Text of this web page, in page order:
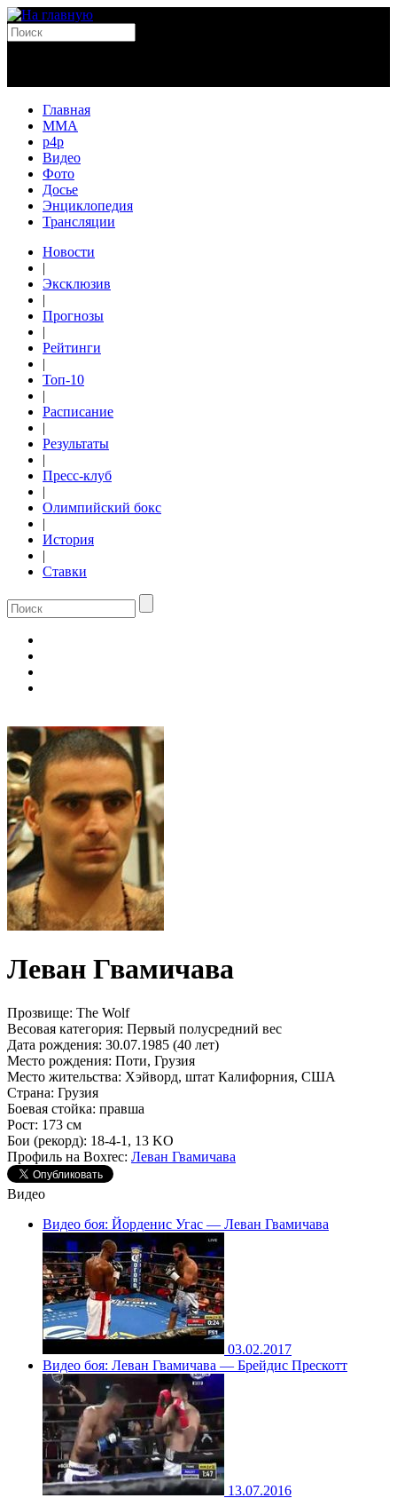
Главная
MMA
p4p
Видео
Фото
Досье
Энциклопедия
Трансляции
Новости
|
Эксклюзив
|
Прогнозы
|
Рейтинги
|
Топ-10
|
Расписание
|
Результаты
|
Пресс-клуб
|
Олимпийский бокс
|
История
|
Ставки
Леван Гвамичава
Прозвище: The Wolf
Весовая категория: Первый полусредний вес
Дата рождения: 30.07.1985 (40 лет)
Место рождения: Поти, Грузия
Место жительства: Хэйворд, штат Калифорния, США
Страна: Грузия
Боевая стойка: правша
Рост: 173 см
Бои (рекорд): 18-4-1, 13 KO
Профиль на Boxrec: Леван Гвамичава
Видео
Видео боя: Йорденис Угас — Леван Гвамичава
03.02.2017
Видео боя: Леван Гвамичава — Брейдис Прескотт
13.07.2016